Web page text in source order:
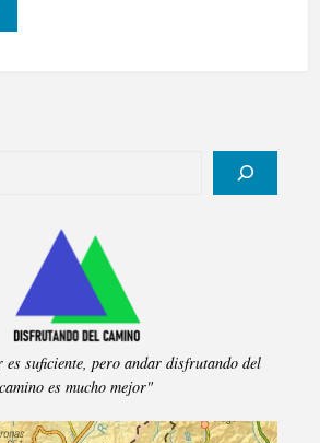
suficiente, pero andar disfrutando del
camino es mucho mejor"